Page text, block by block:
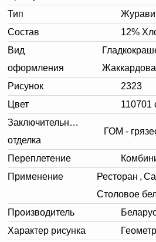
Тип
Состав
12%
Вид
оформления
Рисунок
2323
Цвет
110701
Заключительная
отделка
ГОМ -
Переплетение
Применение
Ресторан ,
Столовое
Производитель
Характер рисунка